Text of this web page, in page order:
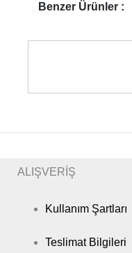
Benzer Ürünler :
ALIŞVERİŞ
Kullanım Şartları
Teslimat Bilgileri